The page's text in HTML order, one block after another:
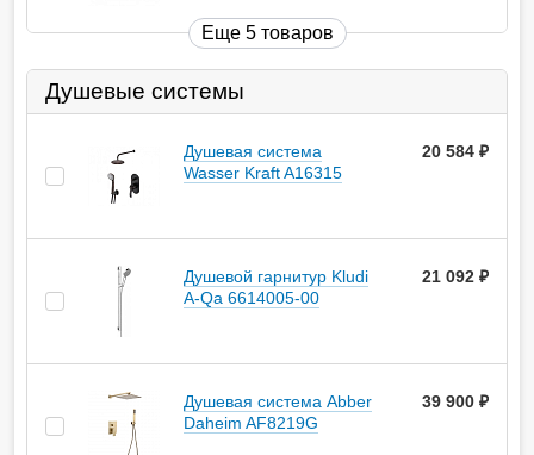
Еще 5 товаров
Душевые системы
Душевая система
Wasser Kraft A16315
20 584
Душевой гарнитур Kludi
A-Qa 6614005-00
21 092
Душевая система Abber
Daheim AF8219G
39 900